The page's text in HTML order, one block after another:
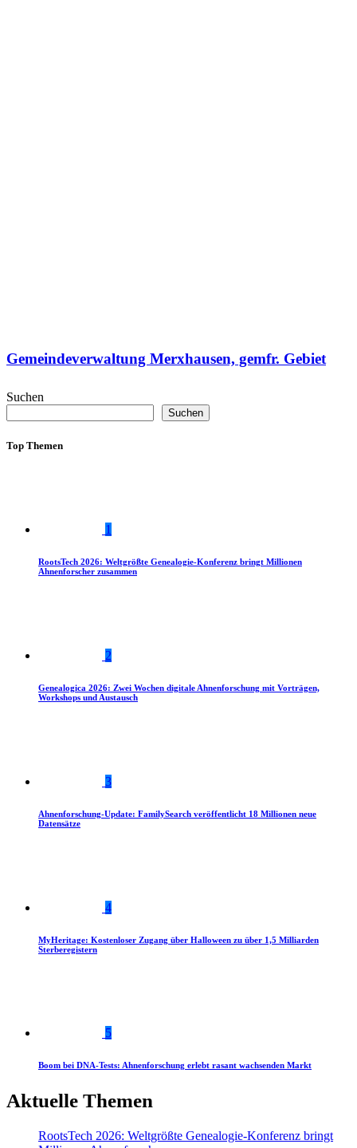
Gemeindeverwaltung Merxhausen, gemfr. Gebiet
Suchen
Suchen
Top Themen
1
RootsTech 2026: Weltgrößte Genealogie-Konferenz bringt Millionen
Ahnenforscher zusammen
2
Genealogica 2026: Zwei Wochen digitale Ahnenforschung mit Vorträgen,
Workshops und Austausch
3
Ahnenforschung-Update: FamilySearch veröffentlicht 18 Millionen neue
Datensätze
4
MyHeritage: Kostenloser Zugang über Halloween zu über 1,5 Milliarden
Sterberegistern
5
Boom bei DNA-Tests: Ahnenforschung erlebt rasant wachsenden Markt
Aktuelle Themen
RootsTech 2026: Weltgrößte Genealogie-Konferenz bringt